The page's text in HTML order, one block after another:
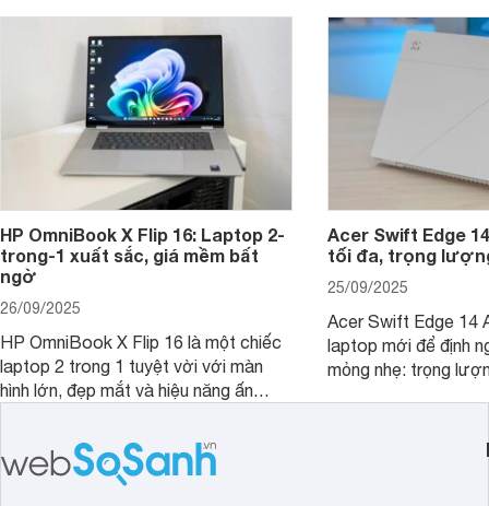
hút sự quan tâm lớn từ thị trường.
HP OmniBook X Flip 16: Laptop 2-
trong-1 xuất sắc, giá mềm bất
ngờ
26/09/2025
HP OmniBook X Flip 16 là một chiếc
laptop 2 trong 1 tuyệt vời với màn
hình lớn, đẹp mắt và hiệu năng ấn
mức giá vô cùng hấp dẫn, biến nó trở
thành một lựa chọn “đáng đồng tiền
bát gạo” trên thị trường.
Acer Swift Edge
tối đa, trọng
25/09/2025
Acer Swift Edge 14
laptop mới để định
mỏng nhẹ: trọng
năng AI hàng đầu,